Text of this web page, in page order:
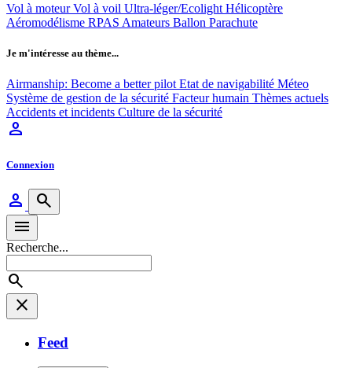
Vol à moteurVol à voil Ultra-léger/Ecolight Hélicoptère
Aéromodélisme RPAS Amateurs Ballon Parachute
Je m'intéresse au thème...
Airmanship: Become a better pilot Etat de navigabilité Méteo
Système de gestion de la sécurité Facteur humain Thèmes actuels
Accidents et incidents Culture de la sécurité
person
Connexion
person
search
menu
Recherche...
search
close
Feed